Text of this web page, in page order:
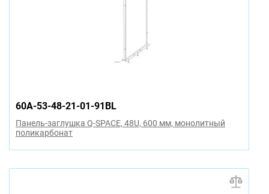
60A-53-48-21-01-91BL
Панель-заглушка Q-SPACE, 48U, 600 мм, монолитный
поликарбонат